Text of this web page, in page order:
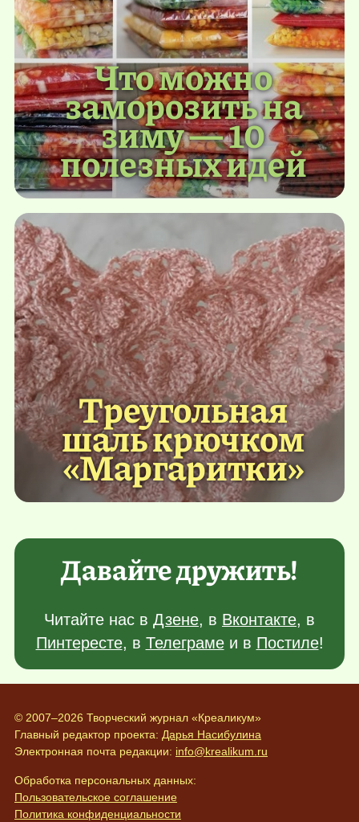
Что можно
заморозить на
зиму — 10
полезных идей
Треугольная
шаль крючком
«Маргаритки»
Давайте дружить!
Читайте нас в Дзене, в Вконтакте, в
Пинтересте, в Телеграмеи в Постиле!
© 2007–2026 Творческий журнал «Креаликум»
Главный редактор проекта: Дарья Насибулина
Электронная почта редакции: info@krealikum.ru
Обработка персональных данных:
Пользовательское соглашение
Политика конфиденциальности